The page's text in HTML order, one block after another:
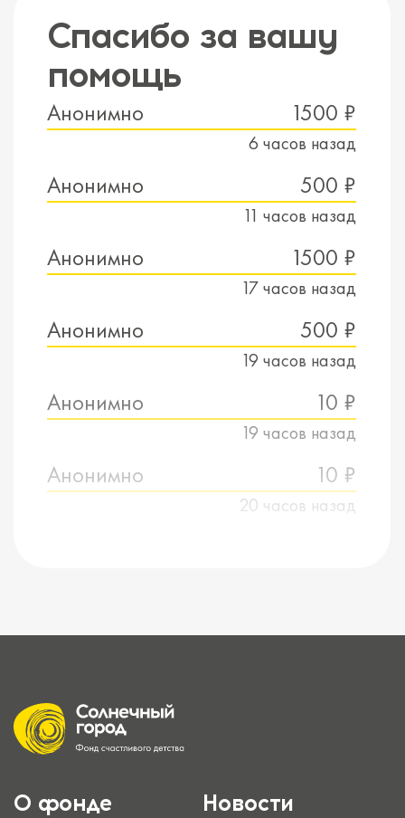
Спасибо за вашу
помощь
Анонимно 1500 ₽
6 часов назад
Анонимно 500 ₽
11 часов назад
Анонимно 1500 ₽
17 часов назад
Анонимно 500 ₽
19 часов назад
Анонимно 10 ₽
19 часов назад
Анонимно 10 ₽
20 часов назад
О фонде
Новости